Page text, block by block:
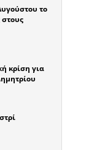
το
κρίση για